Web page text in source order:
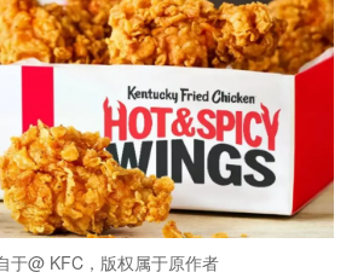
于@ KFC，版权属于原作者